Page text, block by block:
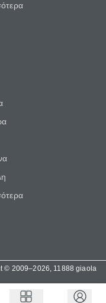
© 2009–2026, 11888 giaola